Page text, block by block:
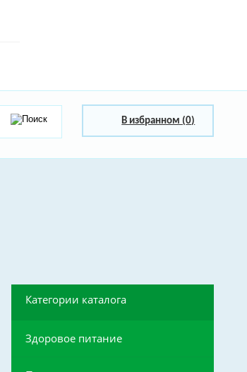
В избранном (0)
Категории каталога
Здоровое питание